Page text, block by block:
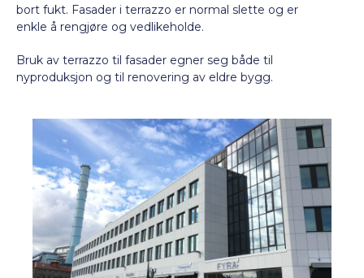
bort fukt. Fasader i terrazzo er normal slette og er
enkle å rengjøre og vedlikeholde.
Bruk av terrazzo til fasader egner seg både til
nyproduksjon og til renovering av eldre bygg.